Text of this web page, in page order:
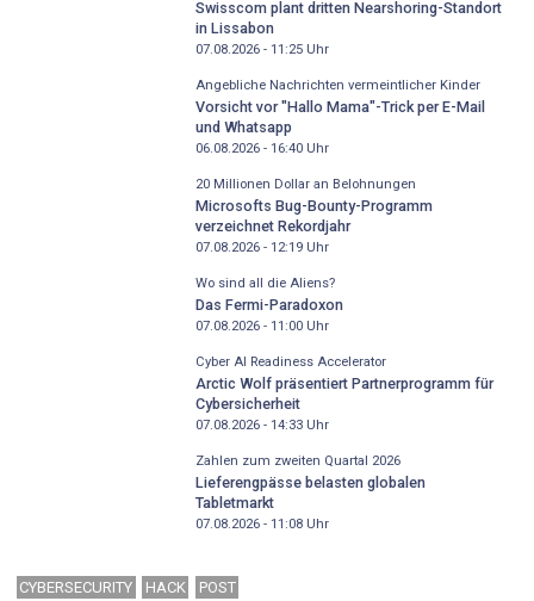
Swisscom plant dritten Nearshoring-Standort
in Lissabon
07.08.2026 - 11:25Uhr
Angebliche Nachrichten vermeintlicher Kinder
Vorsicht vor "Hallo Mama"-Trick per E-Mail
und Whatsapp
06.08.2026 - 16:40Uhr
20 Millionen Dollar an Belohnungen
Microsofts Bug-Bounty-Programm
verzeichnet Rekordjahr
07.08.2026 - 12:19Uhr
Wo sind all die Aliens?
Das Fermi-Paradoxon
07.08.2026 - 11:00Uhr
Cyber AI Readiness Accelerator
Arctic Wolf präsentiert Partnerprogramm für
Cybersicherheit
07.08.2026 - 14:33Uhr
Zahlen zum zweiten Quartal 2026
Lieferengpässe belasten globalen
Tabletmarkt
07.08.2026 - 11:08Uhr
CYBERSECURITY HACK POST